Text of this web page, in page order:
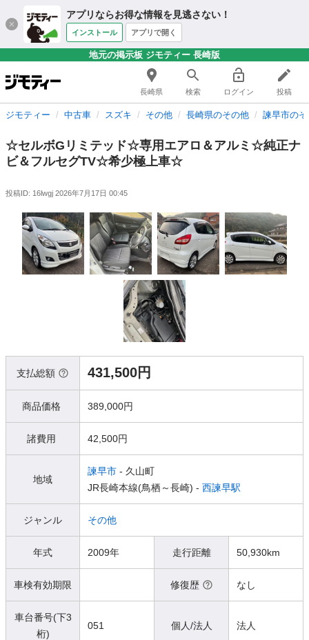
アプリならお得な情報を見逃さない！
インストール アプリで開く
地元の掲示板 ジモティー 長崎版
長崎県 検索 ログイン 投稿
ジモティー 中古車 スズキ その他 長崎県のその他 諫早市の
☆セルボGリミテッド☆専用エアロ＆アルミ☆純正ナ
ビ＆フルセグTV☆希少極上車☆
投稿ID: 16lwgj 2026年7月17日 00:45
支払総額 431,500円
商品価格 389,000円
諸費用 42,500円
地域
諫早市 - 久山町
JR長崎本線(鳥栖～長崎) - 西諫早駅
ジャンル その他
年式 2009年 走行距離 50,930km
車検有効期限 修復歴 なし
車台番号(下3
桁)
051 個人/法人 法人